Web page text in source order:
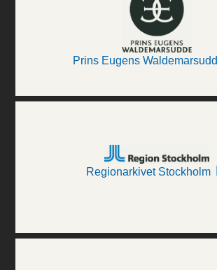
Prins Eugens
Regionarkivet Stockholm